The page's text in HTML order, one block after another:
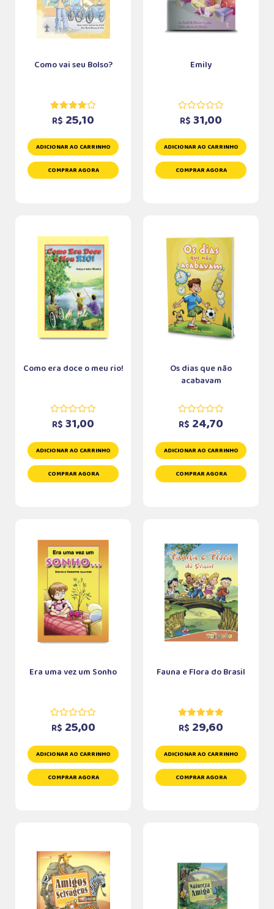
Como vai seu Bolso?
R$ 25,10
ADICIONAR AO CARRINHO
COMPRAR AGORA
Emily
R$ 31,00
ADICIONAR AO CARRINHO
COMPRAR AGORA
Como era doce o meu rio!
R$ 31,00
ADICIONAR AO CARRINHO
COMPRAR AGORA
Os dias que não
acabavam
R$ 24,70
ADICIONAR AO CARRINHO
COMPRAR AGORA
Era uma vez um Sonho
R$ 25,00
ADICIONAR AO CARRINHO
COMPRAR AGORA
Fauna e Flora do Brasil
R$ 29,60
ADICIONAR AO CARRINHO
COMPRAR AGORA